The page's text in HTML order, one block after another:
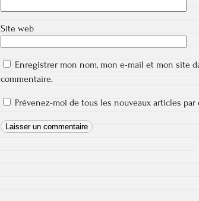
Site web
Enregistrer mon nom, mon e-mail et mon site
commentaire.
Prévenez-moi de tous les nouveaux articles par